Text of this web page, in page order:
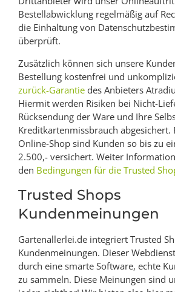
Bestellabwicklung regelmäßig auf
die Einhaltung von
überprüft.
Zusätzlich können sich unsere
Bestellung kostenfrei und
zurück-Garantie des Anbieters
Hiermit werden Risiken bei Nicht-
Rücksendung der Ware und Ihre
Kreditkartenmissbrauch abgesichert.
Online-Shop sind Kunden so bis zu
2.500,- versichert. Weiter
den Bedingungen für die Trusted
Trusted Shops
Kundenmeinungen
Gartenallerlei.de integriert Trusted
Kundenmeinungen. Dieser
durch eine smarte Software, echte
zu sammeln. Diese Meinungen sind